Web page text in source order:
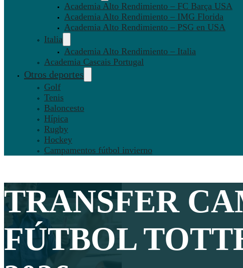
Academia Alto Rendimiento – FC Barça USA
Academia Alto Rendimiento – IMG Florida
Academia Alto Rendimiento – PSG en USA
Italia
Academia Alto Rendimiento – Italia
Academia Cascais Portugal
Otros deportes
Golf
Tenis
Baloncesto
Hípica
Rugby
Hockey
Campamentos fútbol invierno
TRANSFER
FÚTBOL